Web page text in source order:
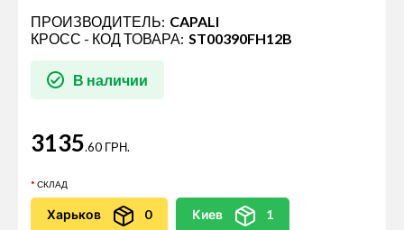
ПРОИЗВОДИТЕЛЬ: CAPALI
КРОСС - КОД ТОВАРА: ST00390FH12B
В наличии
3135.60 ГРН.
СКЛАД
Харьков 0 Киев 1